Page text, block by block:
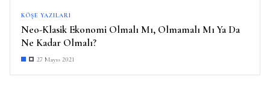
KÖŞE YAZILARI
Neo-Klasik Ekonomi Olmalı Mı, Olmamalı Mı Ya Da
Ne Kadar Olmalı?
27 Mayıs 2021